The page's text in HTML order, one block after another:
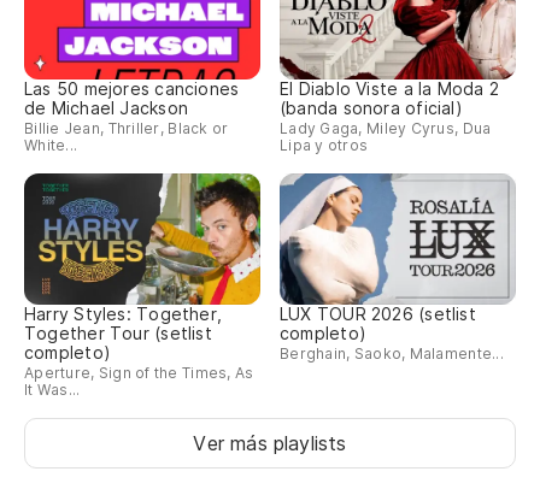
Las 50 mejores canciones
de Michael Jackson
Billie Jean, Thriller, Black or
White...
El Diablo Viste a la Moda 2
(banda sonora oficial)
Lady Gaga, Miley Cyrus, Dua
Lipa y otros
Harry Styles: Together,
Together Tour (setlist
completo)
Aperture, Sign of the Times, As
It Was...
LUX TOUR 2026 (setlist
completo)
Berghain, Saoko, Malamente...
Ver más playlists